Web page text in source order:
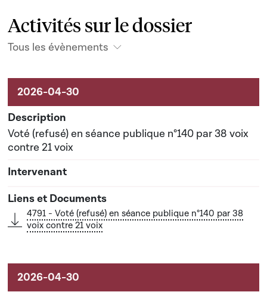
Activités sur le dossier
Tous les évènements
Activités sur le dossier
Voté (refusé) en séance publique n°140 par 38 voix
contre 21 voix
4791 - Voté (refusé) en séance publique n°140 par 38
voix contre 21 voix